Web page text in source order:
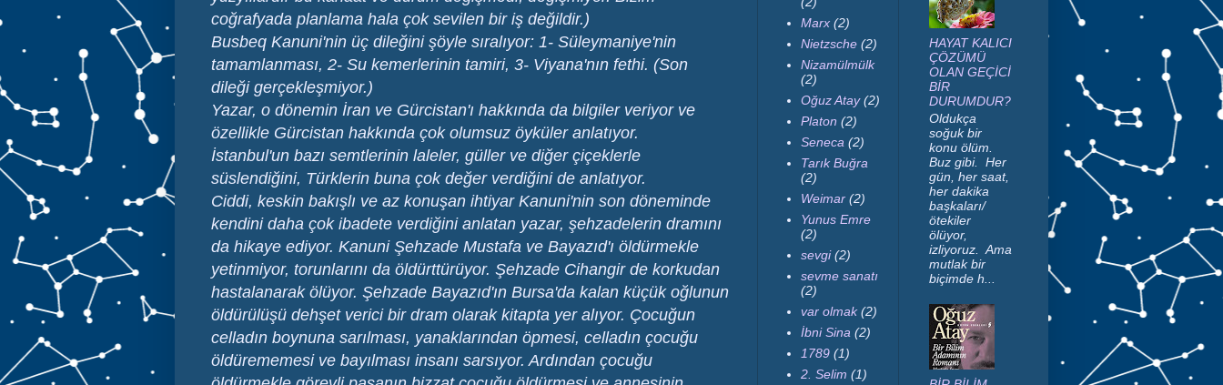
coğrafyada planlama hala çok sevilen bir iş değildir.)
Busbeq Kanuni'nin üç dileğini şöyle sıralıyor: 1- Süleymaniye'nin
tamamlanması, 2- Su kemerlerinin tamiri, 3- Viyana'nın fethi. (Son
dileği gerçekleşmiyor.)
Yazar, o dönemin İran ve Gürcistan'ı hakkında da bilgiler veriyor ve
özellikle Gürcistan hakkında çok olumsuz öyküler anlatıyor.
İstanbul'un bazı semtlerinin laleler, güller ve diğer çiçeklerle
süslendiğini, Türklerin buna çok değer verdiğini de anlatıyor.
Ciddi, keskin bakışlı ve az konuşan ihtiyar Kanuni'nin son döneminde
kendini daha çok ibadete verdiğini anlatan yazar, şehzadelerin dramını
da hikaye ediyor. Kanuni Şehzade Mustafa ve Bayazıd'ı öldürmekle
yetinmiyor, torunlarını da öldürttürüyor. Şehzade Cihangir de korkudan
hastalanarak ölüyor. Şehzade Bayazıd'ın Bursa'da kalan küçük oğlunun
öldürülüşü dehşet verici bir dram olarak kitapta yer alıyor. Çocuğun
celladın boynuna sarılması, yanaklarından öpmesi, celladın çocuğu
öldürememesi ve bayılması insanı sarsıyor. Ardından çocuğu
Marx (2)
Nietzsche (2)
Nizamülmülk
(2)
Oğuz Atay (2)
Platon (2)
Seneca (2)
Tarık Buğra
(2)
Weimar (2)
Yunus Emre
(2)
sevgi (2)
sevme sanatı
(2)
var olmak (2)
İbni Sina (2)
1789 (1)
2. Selim (1)
HAYAT KALICI
ÇÖZÜMÜ
OLAN GEÇİCİ
BİR
DURUMDUR?
Oldukça
soğuk bir
konu ölüm.
Buz gibi. Her
gün, her saat,
her dakika
başkaları/
ötekiler
ölüyor,
izliyoruz. Ama
mutlak bir
biçimde h...